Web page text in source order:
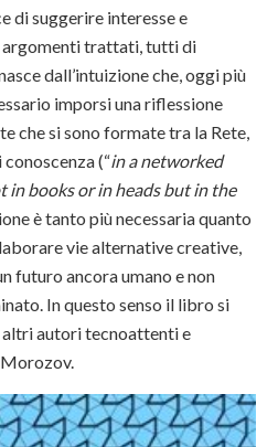
di suggerire interesse e
argomenti trattati, tutti di
dall’intuizione che, oggi più
imporsi una riflessione
che si sono formate tra la Rete,
(“in a networked
in books or in heads but in the
è tanto più necessaria quanto
vie alternative creative,
futuro ancora umano e non
In questo senso il libro si
autori tecnoattenti e